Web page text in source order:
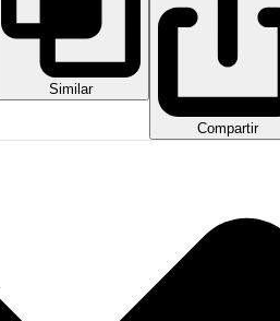
Similar
Compartir